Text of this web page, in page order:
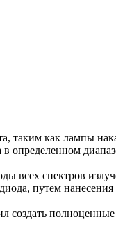
как лампы
определенном
всех спектров
путем
создать